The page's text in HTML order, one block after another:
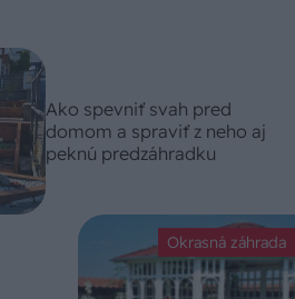
Ako spevniť svah pred
domom a spraviť z neho aj
peknú predzáhradku
Okrasná záhrada